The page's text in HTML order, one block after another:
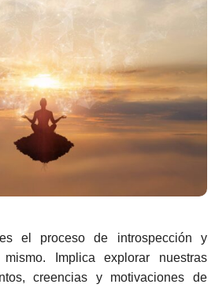
el proceso de introspección y
Implica explorar nuestras
creencias y motivaciones de